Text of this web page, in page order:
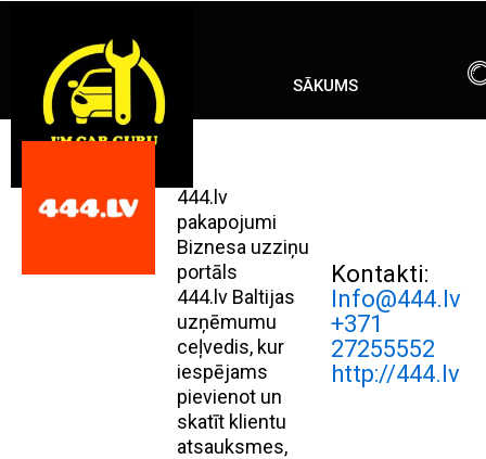
SĀKUMS
444.lv
pakapojumi
Biznesa uzziņu
portāls
444.lv Baltijas
uzņēmumu
ceļvedis, kur
iespējams
pievienot un
skatīt klientu
atsauksmes,
Kontakti:
Info@444.lv
+371
27255552
http://444.lv